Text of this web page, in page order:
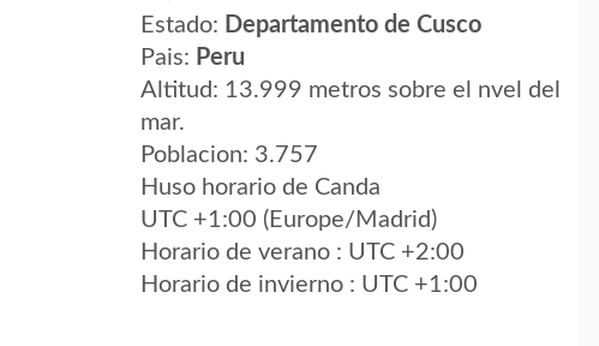
Estado: Departamento de Cusco
Pais: Peru
Altitud: 13.999 metros sobre el nvel del
mar.
Poblacion: 3.757
Huso horario de Canda
UTC +1:00 (Europe/Madrid)
Horario de verano : UTC +2:00
Horario de invierno : UTC +1:00